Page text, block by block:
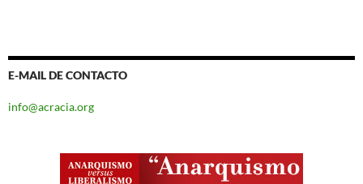
E-MAIL DE CONTACTO
info@acracia.org